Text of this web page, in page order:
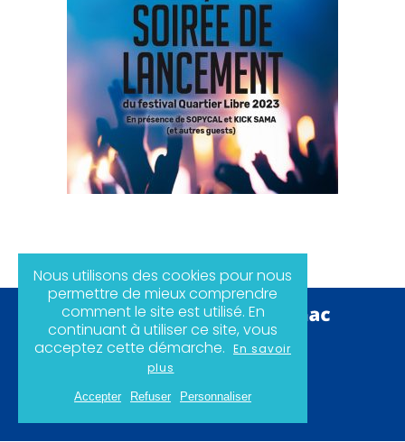
Politique de confidentialité
Mentions légales
Plan du site
Nous utilisons des cookies pour nous
permettre de mieux comprendre
comment le site est utilisé. En
continuant à utiliser ce site, vous
acceptez cette démarche. En savoir
plus
Accepter Refuser Personnaliser